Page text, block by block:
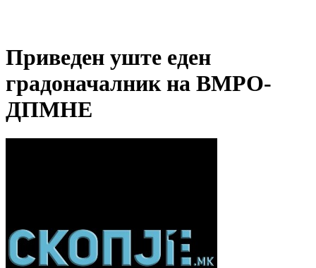
Приведен уште еден
градоначалник на ВМРО-
ДПМНЕ